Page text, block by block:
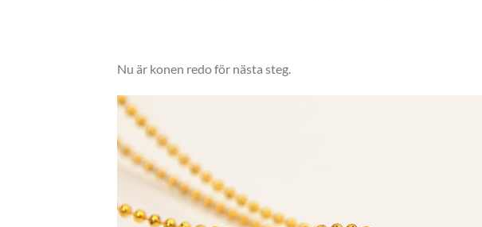
Nu är konen redo för nästa steg.